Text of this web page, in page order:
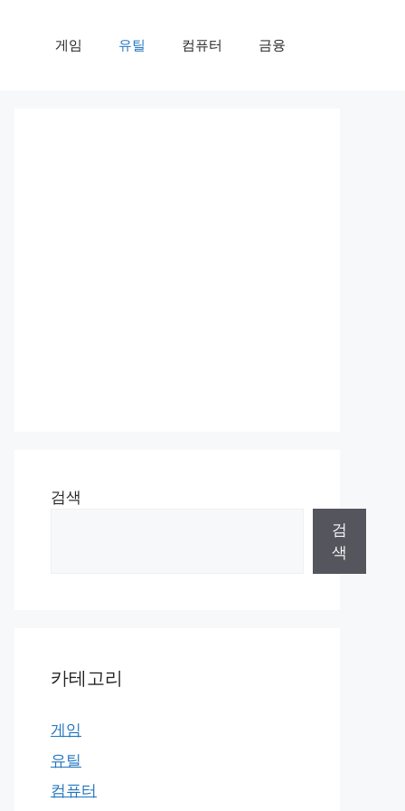
게임 유틸 컴퓨터 금융
검색
검
색
카테고리
게임
유틸
컴퓨터